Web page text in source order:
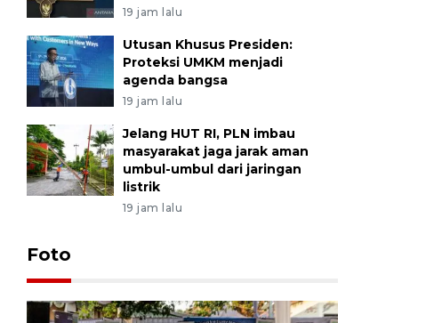
19 jam lalu
Utusan Khusus Presiden:
Proteksi UMKM menjadi
agenda bangsa
19 jam lalu
Jelang HUT RI, PLN imbau
masyarakat jaga jarak aman
umbul-umbul dari jaringan
listrik
19 jam lalu
Foto